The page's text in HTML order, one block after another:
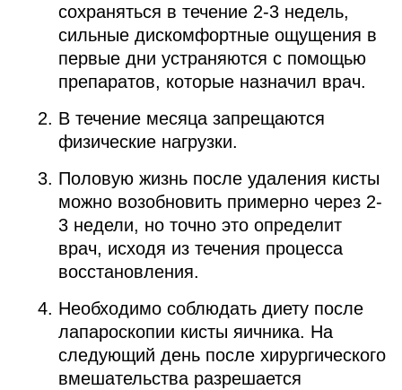
сохраняться в течение 2-3 недель,
сильные дискомфортные ощущения в
первые дни устраняются с помощью
препаратов, которые назначил врач.
В течение месяца запрещаются
физические нагрузки.
Половую жизнь после удаления кисты
можно возобновить примерно через 2-
3 недели, но точно это определит
врач, исходя из течения процесса
восстановления.
Необходимо соблюдать диету после
лапароскопии кисты яичника. На
следующий день после хирургического
вмешательства разрешается